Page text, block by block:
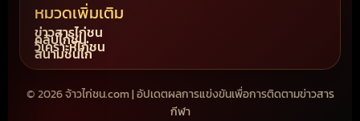
หมวดเพิ่มเติม
ข่าวสารไก่ชน
คลิปไก่ชน
วิเคราะห์ไก่ชน
สนามชนไก่
© 2026 จ้าวไก่ชน.com | อัปเดตผลการแข่งขันเพื่อการติดตามข่าวสาร
กีฬา